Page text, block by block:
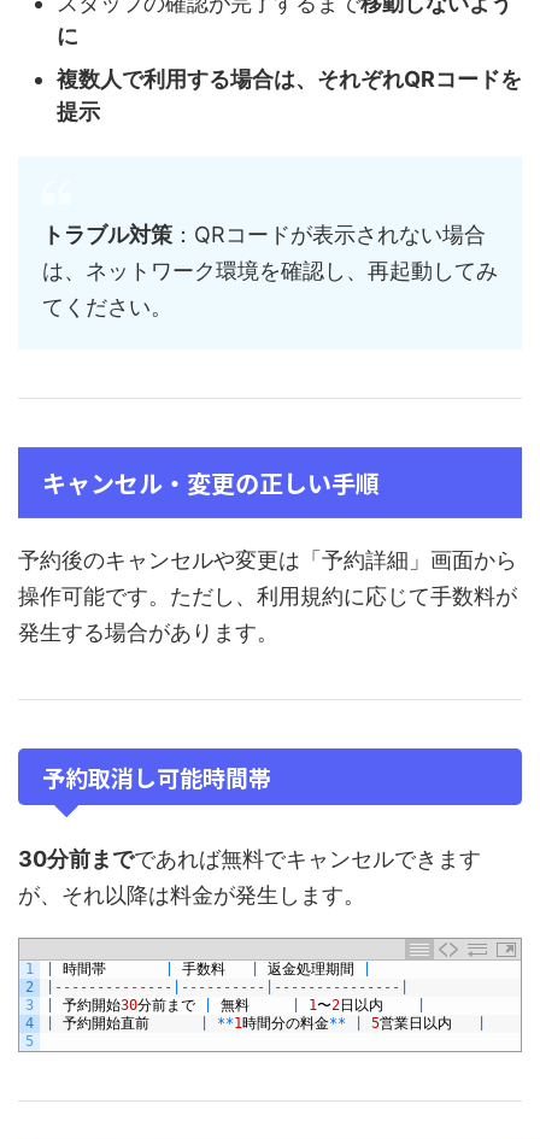
に
複数人で利用する場合は、それぞれQRコードを
提示
トラブル対策 ：QRコードが表示されない場合
は、ネットワーク環境を確認し、再起動してみ
てください。
キャンセル・変更の正しい手順
予約後のキャンセルや変更は「予約詳細」画面から
操作可能です。ただし、利用規約に応じて手数料が
発生する場合があります。
予約取消し可能時間帯
30分前までであれば無料でキャンセルできます
が、それ以降は料金が発生します。
1
2
3
4
5
時間帯 手数料 返金処理期間
-- -- -- -- -- -- -- -- -- -- -- -- -- -- -- -- -- -- -- -
予約開始30分前まで 無料 1〜2日以内
予約開始直前 **1時間分の料金** 5営業日以内